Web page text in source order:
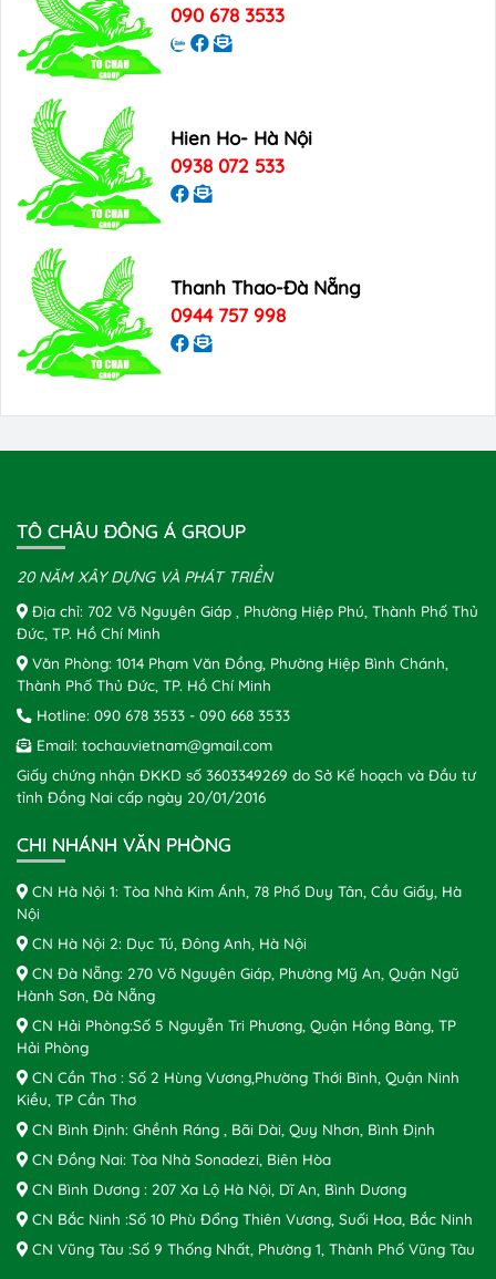
090 678 3533
Hien Ho- Hà Nội
0938 072 533
Thanh Thao-Đà Nẵng
0944 757 998
TÔ CHÂU ĐÔNG Á GROUP
20 NĂM XÂY DỰNG VÀ PHÁT TRIỂN
Địa chỉ: 702 Võ Nguyên Giáp , Phường Hiệp Phú, Thành Phố Thủ
Đức, TP. Hồ Chí Minh
Văn Phòng: 1014 Phạm Văn Đồng, Phường Hiệp Bình Chánh,
Thành Phố Thủ Đức, TP. Hồ Chí Minh
Hotline: 090 678 3533 - 090 668 3533
Email: tochauvietnam@gmail.com
Giấy chứng nhận ĐKKD số 3603349269 do Sở Kế hoạch và Đầu tư
tỉnh Đồng Nai cấp ngày 20/01/2016
CHI NHÁNH VĂN PHÒNG
CN Hà Nội 1: Tòa Nhà Kim Ánh, 78 Phố Duy Tân, Cầu Giấy, Hà
Nội
CN Hà Nội 2: Dục Tú, Đông Anh, Hà Nội
CN Đà Nẵng: 270 Võ Nguyên Giáp, Phường Mỹ An, Quận Ngũ
Hành Sơn, Đà Nẵng
CN Hải Phòng:Số 5 Nguyễn Tri Phương, Quận Hồng Bàng, TP
Hải Phòng
CN Cần Thơ : Số 2 Hùng Vương,Phường Thới Bình, Quận Ninh
Kiều, TP Cần Thơ
CN Bình Định: Ghềnh Ráng , Bãi Dài, Quy Nhơn, Bình Định
CN Đồng Nai: Tòa Nhà Sonadezi, Biên Hòa
CN Bình Dương : 207 Xa Lộ Hà Nội, Dĩ An, Bình Dương
CN Bắc Ninh :Số 10 Phù Đổng Thiên Vương, Suối Hoa, Bắc Ninh
CN Vũng Tàu :Số 9 Thống Nhất, Phường 1, Thành Phố Vũng Tàu